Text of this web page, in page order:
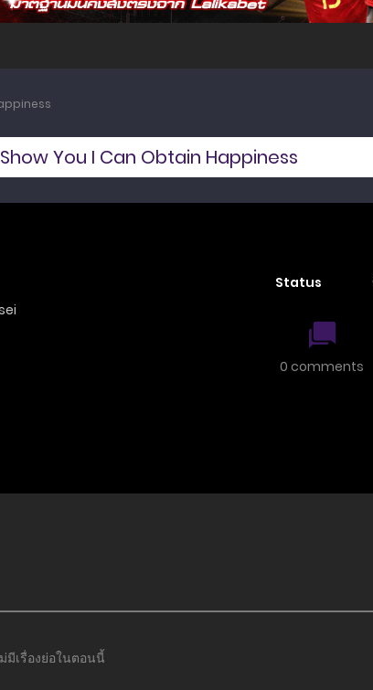
You I Can Obtain Happiness
Status
0 comments
มีเรื่องย่อในตอนนี้